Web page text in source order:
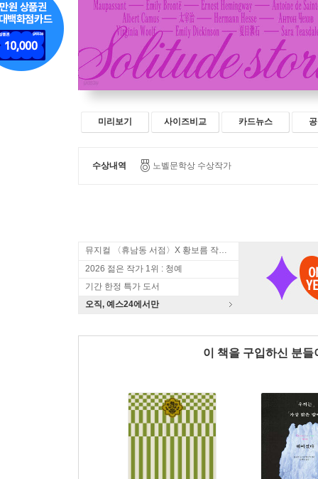
미리보기 사이즈비교 카드뉴스
수상내역 노벨문학상 수상작가
뮤지컬 〈휴남동 서점〉X 황보름 작가 북토크
2026 젊은 작가 1위 : 청예
기간 한정 특가 도서
오직, 예스24에서만
이 책을 구입하신 분